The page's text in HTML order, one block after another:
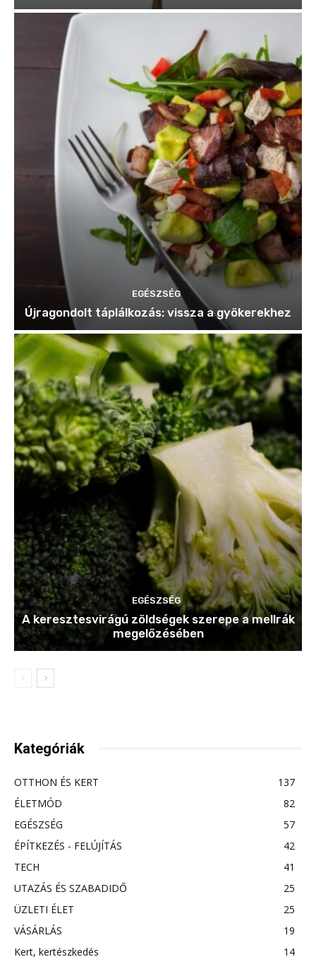
EGÉSZSÉG
Újragondolt táplálkozás: vissza a gyökerekhez
EGÉSZSÉG
A keresztesvirágú zöldségek szerepe a mellrák
megelőzésében
Kategóriák
OTTHON ÉS KERT
137
ÉLETMÓD
82
EGÉSZSÉG
57
ÉPÍTKEZÉS - FELÚJÍTÁS
42
TECH
41
UTAZÁS ÉS SZABADIDŐ
25
ÜZLETI ÉLET
25
VÁSÁRLÁS
19
Kert, kertészkedés
14